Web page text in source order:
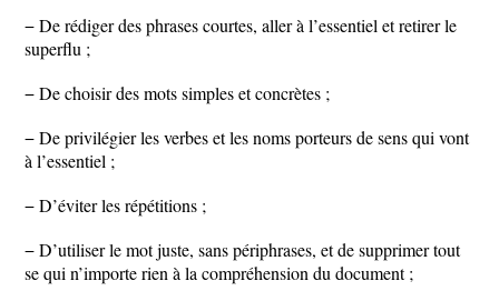
− De rédiger des phrases courtes, aller à l’essentiel et retirer le
superflu ;
− De choisir des mots simples et concrètes ;
− De privilégier les verbes et les noms porteurs de sens qui vont
à l’essentiel ;
− D’éviter les répétitions ;
− D’utiliser le mot juste, sans périphrases, et de supprimer tout
se qui n’importe rien à la compréhension du document ;